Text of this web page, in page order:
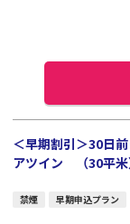
＜早期割引＞30日
アツイン （30平米
禁煙 早期申込プラン